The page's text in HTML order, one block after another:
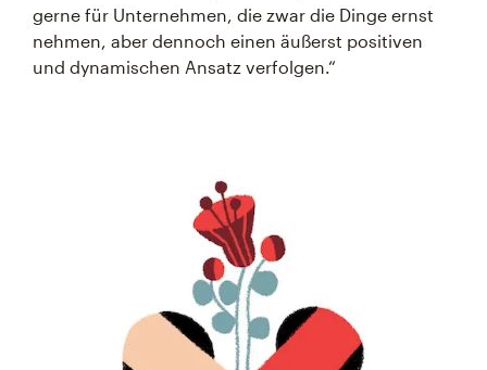
gerne für Unternehmen, die zwar die Dinge ernst
nehmen, aber dennoch einen äußerst positiven
und dynamischen Ansatz verfolgen.“